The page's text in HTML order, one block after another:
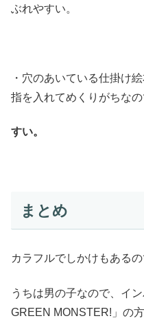
ぶれやすい。
・穴のあいている仕掛け
指を入れてめくりがちな
すい。
まとめ
カラフルでしかけもある
うちは男の子なので、イ
GREEN MONSTER!」の